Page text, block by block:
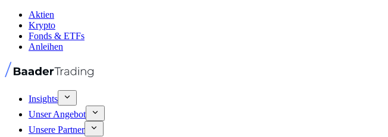
Aktien
Krypto
Fonds & ETFs
Anleihen
Insights
Unser Angebot
Unsere Partner